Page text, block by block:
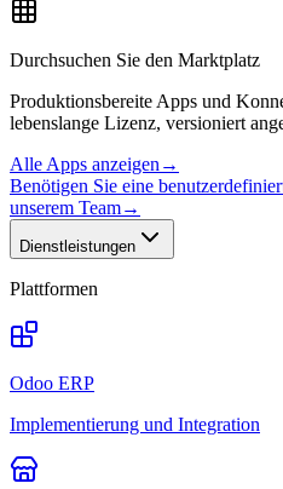
Durchsuchen Sie den Marktplatz
Produktionsbereite Apps und
lebenslange Lizenz, versioniert
Alle Apps anzeigen →
Benötigen Sie eine
unserem Team→
Dienstleistungen
Plattformen
Odoo ERP
Implementierung und Integration